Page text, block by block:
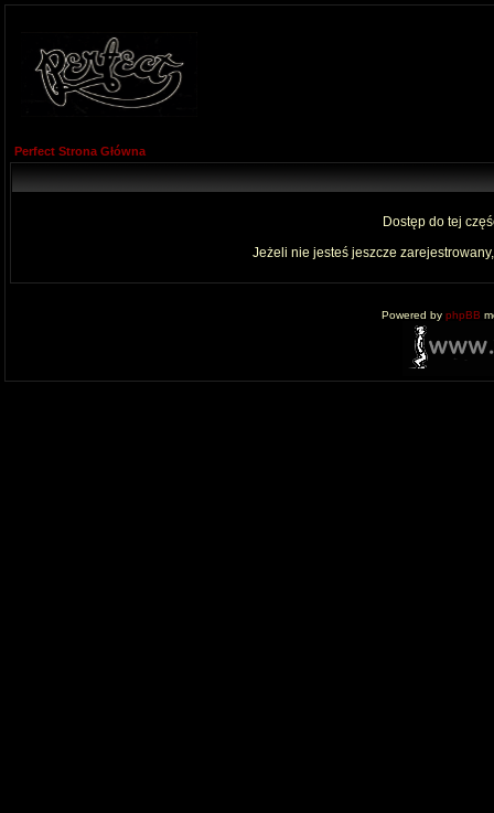
Perfect Strona Główna
Dostęp do tej
Jeżeli nie jesteś jeszcze
Powered by phpBB